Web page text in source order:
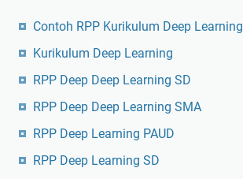
Contoh RPP Kurikulum Deep Learning
Kurikulum Deep Learning
RPP Deep Deep Learning SD
RPP Deep Deep Learning SMA
RPP Deep Learning PAUD
RPP Deep Learning SD